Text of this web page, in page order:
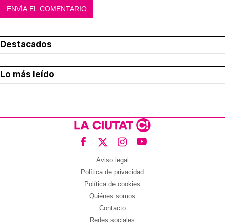
Destacados
Lo más leído
Aviso legal
Política de privacidad
Política de cookies
Quiénes somos
Contacto
Redes sociales